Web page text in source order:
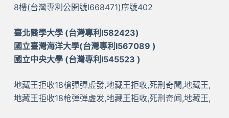
8樓(台灣專利公開號I668471)序號402
臺北醫學大學 (台灣專利I582423)
國立臺灣海洋大學(台灣專利I567089 )
國立中央大學 (台灣專利I545523 )
地藏王拒收18槍彈彈虛發,地藏王拒收,死刑奇聞,地藏王,
地藏王拒收18枪弹弹虚发,地藏王拒收,死刑奇闻,地藏王,